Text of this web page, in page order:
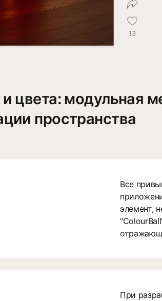
13
цвета: модульная
пространства
Все
элемент,
При